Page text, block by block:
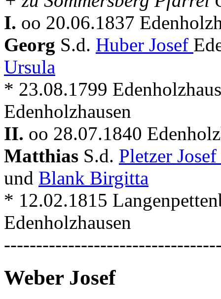
I. oo 20.06.1837
Georg S.d. Huber Josef
Ursula
* 23.08.1799
Edenholzhausen
II. oo 28.07.1840
Matthias S.d. Pletzer Josef
und Blank Birgitta
* 12.02.1815
Edenholzhausen
Weber Josef